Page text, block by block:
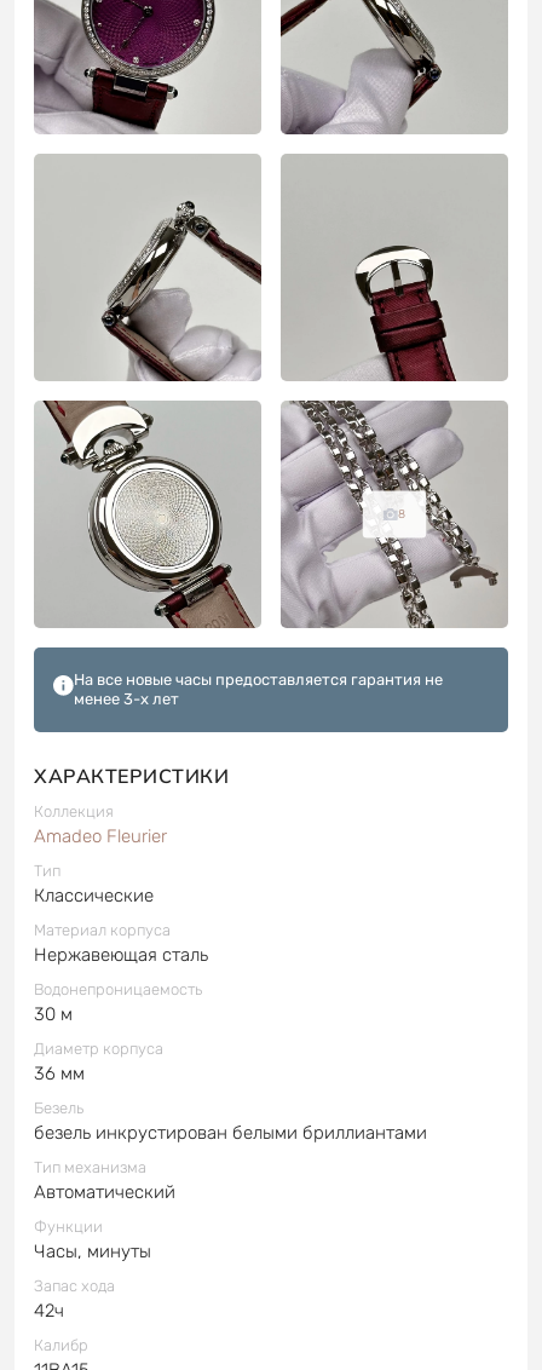
8
На все новые часы предоставляется гарантия не
менее 3-х лет
ХАРАКТЕРИСТИКИ
Коллекция
Amadeo Fleurier
Тип
Классические
Материал корпуса
Нержавеющая сталь
Водонепроницаемость
30 м
Диаметр корпуса
36 мм
Безель
безель инкрустирован белыми бриллиантами
Тип механизма
Автоматический
Функции
Часы, минуты
Запас хода
42ч
Калибр